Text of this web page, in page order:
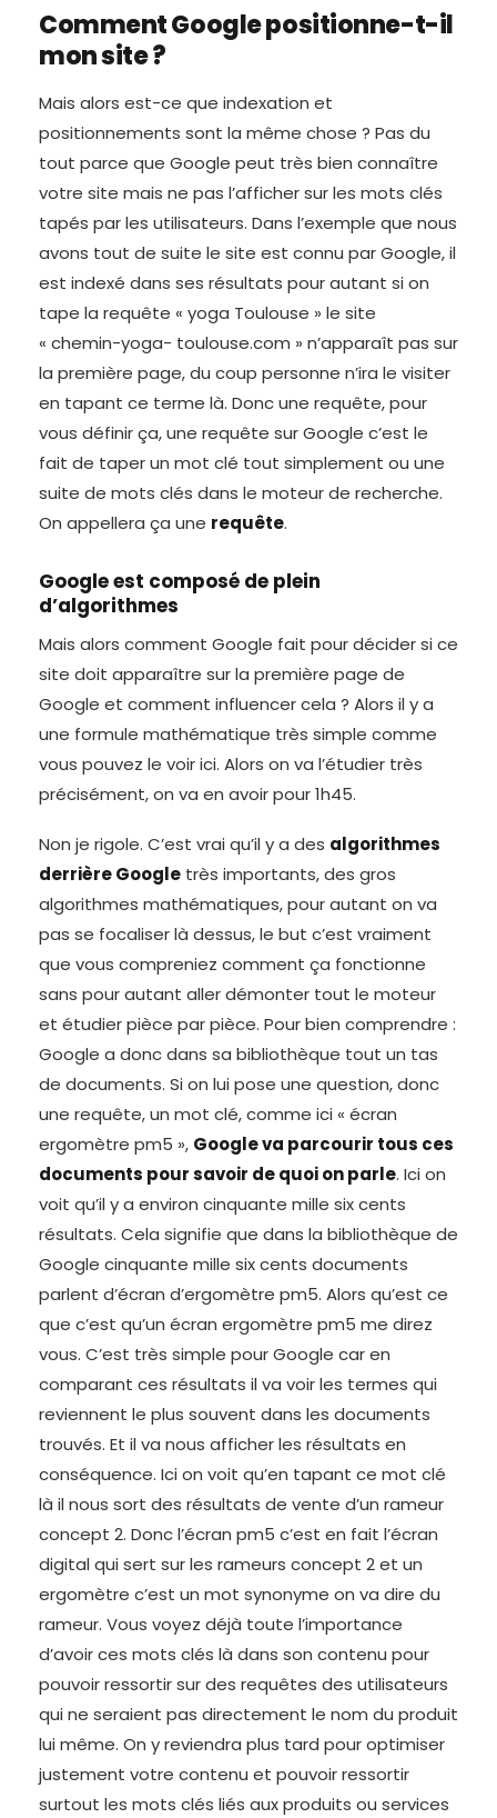
Comment Google positionne-t-il
mon site ?
Mais alors est-ce que indexation et
positionnements sont la même chose ? Pas du
tout parce que Google peut très bien connaître
votre site mais ne pas l’afficher sur les mots clés
tapés par les utilisateurs. Dans l’exemple que nous
avons tout de suite le site est connu par Google, il
est indexé dans ses résultats pour autant si on
tape la requête « yoga Toulouse » le site
« chemin-yoga- toulouse.com » n’apparaît pas sur
la première page, du coup personne n’ira le visiter
en tapant ce terme là. Donc une requête, pour
vous définir ça, une requête sur Google c’est le
fait de taper un mot clé tout simplement ou une
suite de mots clés dans le moteur de recherche.
On appellera ça une requête.
Google est composé de plein
d’algorithmes
Mais alors comment Google fait pour décider si ce
site doit apparaître sur la première page de
Google et comment influencer cela ? Alors il y a
une formule mathématique très simple comme
vous pouvez le voir ici. Alors on va l’étudier très
précisément, on va en avoir pour 1h45.
Non je rigole. C’est vrai qu’il y a des algorithmes
derrière Google très importants, des gros
algorithmes mathématiques, pour autant on va
pas se focaliser là dessus, le but c’est vraiment
que vous compreniez comment ça fonctionne
sans pour autant aller démonter tout le moteur
et étudier pièce par pièce. Pour bien comprendre :
Google a donc dans sa bibliothèque tout un tas
de documents. Si on lui pose une question, donc
une requête, un mot clé, comme ici « écran
ergomètre pm5 », Google va parcourir tous ces
documents pour savoir de quoi on parle. Ici on
voit qu’il y a environ cinquante mille six cents
résultats. Cela signifie que dans la bibliothèque de
Google cinquante mille six cents documents
parlent d’écran d’ergomètre pm5. Alors qu’est ce
que c’est qu’un écran ergomètre pm5 me direz
vous. C’est très simple pour Google car en
comparant ces résultats il va voir les termes qui
reviennent le plus souvent dans les documents
trouvés. Et il va nous afficher les résultats en
conséquence. Ici on voit qu’en tapant ce mot clé
là il nous sort des résultats de vente d’un rameur
concept 2. Donc l’écran pm5 c’est en fait l’écran
digital qui sert sur les rameurs concept 2 et un
ergomètre c’est un mot synonyme on va dire du
rameur. Vous voyez déjà toute l’importance
d’avoir ces mots clés là dans son contenu pour
pouvoir ressortir sur des requêtes des utilisateurs
qui ne seraient pas directement le nom du produit
lui même. On y reviendra plus tard pour optimiser
justement votre contenu et pouvoir ressortir
surtout les mots clés liés aux produits ou services